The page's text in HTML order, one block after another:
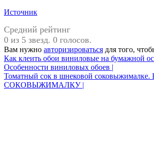
Источник
Средний рейтинг
0 из 5 звезд. 0 голосов.
Вам нужно авторизироваться для того,
Навигация
по
записям
Как клеить обои виниловые на бумажной
Особенности виниловых обоев |
Томатный сок в шнековой
СОКОВЫЖИМАЛКУ |